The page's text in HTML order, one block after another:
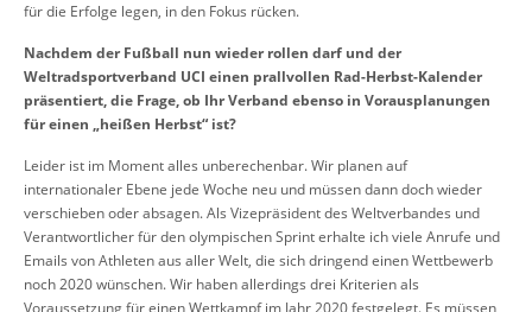
für die Erfolge legen, in den Fokus rücken.
Nachdem der Fußball nun wieder rollen darf und der
Weltradsportverband UCI einen prallvollen Rad-Herbst-Kalender
präsentiert, die Frage, ob Ihr Verband ebenso in Vorausplanungen
für einen „heißen Herbst“ ist?
Leider ist im Moment alles unberechenbar. Wir planen auf
internationaler Ebene jede Woche neu und müssen dann doch wieder
verschieben oder absagen. Als Vizepräsident des Weltverbandes und
Verantwortlicher für den olympischen Sprint erhalte ich viele Anrufe und
Emails von Athleten aus aller Welt, die sich dringend einen Wettbewerb
noch 2020 wünschen. Wir haben allerdings drei Kriterien als